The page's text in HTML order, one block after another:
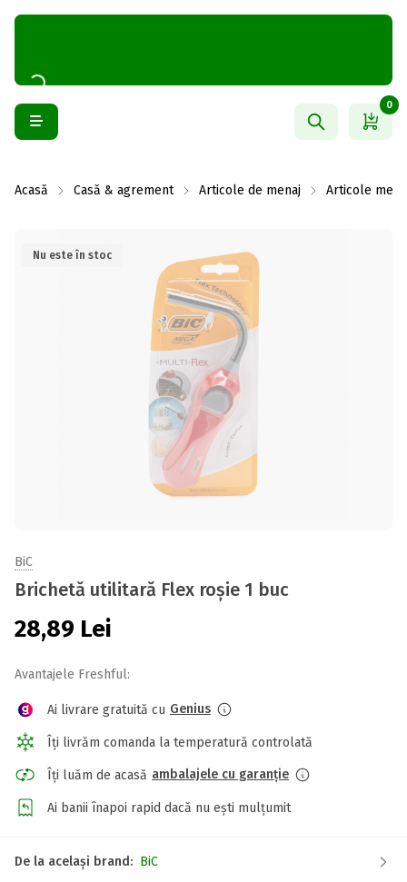
0
Acasă Casă & agrement Articole de menaj Articole
Nu este în stoc
BiC
Brichetă utilitară Flex roșie 1 buc
28,89 Lei
Avantajele Freshful:
Ai livrare gratuită cu Genius
Îți livrăm comanda la temperatură controlată
Îți luăm de acasă ambalajele cu garanție
Ai banii înapoi rapid dacă nu ești mulțumit
De la același brand: BiC